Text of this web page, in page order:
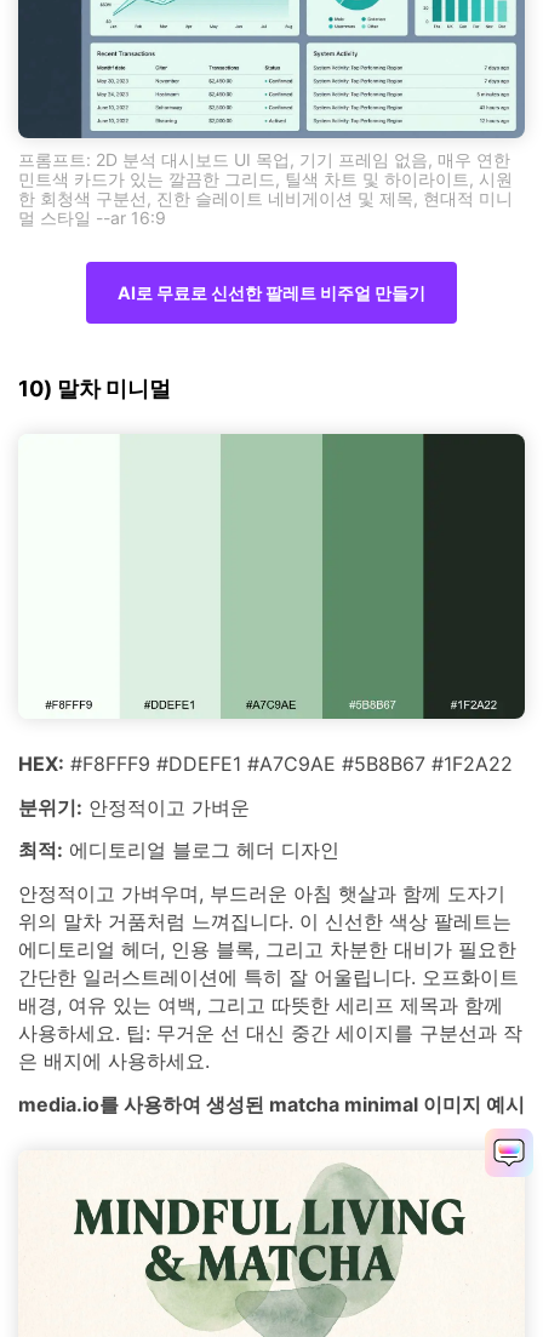
프롬프트: 2D 분석 대시보드 UI 목업, 기기 프레임 없음, 매우 연한
민트색 카드가 있는 깔끔한 그리드, 틸색 차트 및 하이라이트, 시원
한 회청색 구분선, 진한 슬레이트 네비게이션 및 제목, 현대적 미니
멀 스타일 --ar 16:9
AI로 무료로 신선한 팔레트 비주얼 만들기
10) 말차 미니멀
HEX: #F8FFF9 #DDEFE1 #A7C9AE #5B8B67 #1F2A22
분위기: 안정적이고 가벼운
최적: 에디토리얼 블로그 헤더 디자인
안정적이고 가벼우며, 부드러운 아침 햇살과 함께 도자기
위의 말차 거품처럼 느껴집니다. 이 신선한 색상 팔레트는
에디토리얼 헤더, 인용 블록, 그리고 차분한 대비가 필요한
간단한 일러스트레이션에 특히 잘 어울립니다. 오프화이트
배경, 여유 있는 여백, 그리고 따뜻한 세리프 제목과 함께
사용하세요. 팁: 무거운 선 대신 중간 세이지를 구분선과 작
은 배지에 사용하세요.
media.io를 사용하여 생성된 matcha minimal 이미지 예시